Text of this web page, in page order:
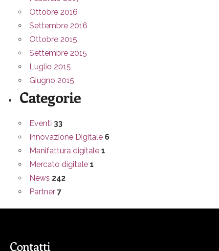
Ottobre 2016
Settembre 2016
Ottobre 2015
Settembre 2015
Luglio 2015
Giugno 2015
Categorie
Eventi 33
Innovazione Digitale 6
Manifattura digitale 1
Mercato digitale 1
News 242
Partner 7
Contatti